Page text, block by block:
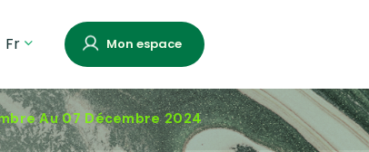
Fr Mon espace
Au 07 Décembre 2024